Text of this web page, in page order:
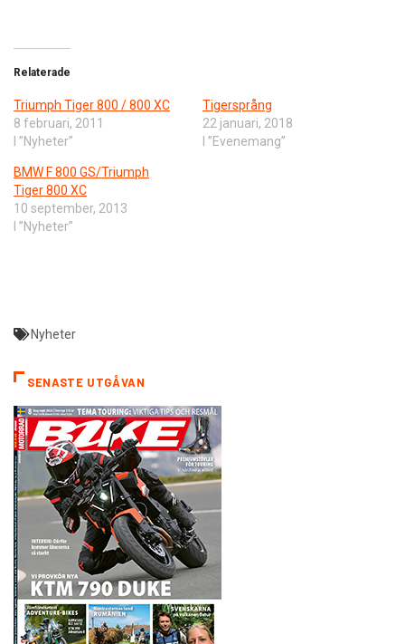
Relaterade
Triumph Tiger 800 / 800 XC
8 februari, 2011
I ”Nyheter”
Tigersprång
22 januari, 2018
I ”Evenemang”
BMW F 800 GS/Triumph
Tiger 800 XC
10 september, 2013
I ”Nyheter”
Nyheter
SENASTE UTGÅVAN